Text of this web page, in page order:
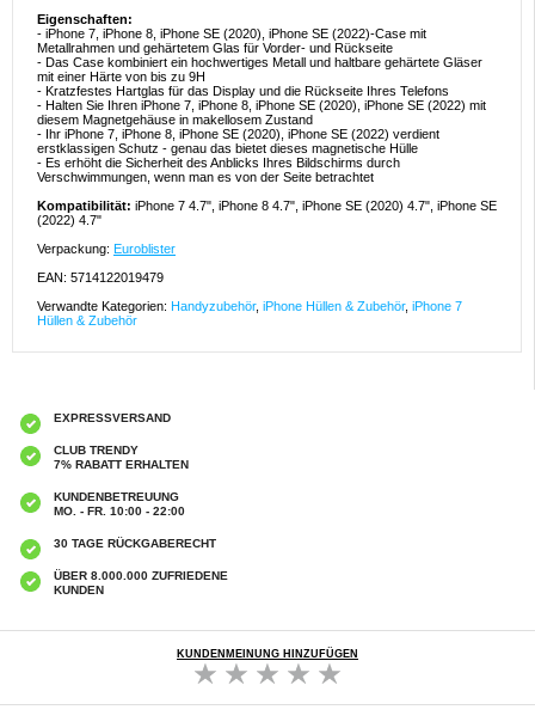
Eigenschaften:
- iPhone 7, iPhone 8, iPhone SE (2020), iPhone SE (2022)-Case mit
Metallrahmen und gehärtetem Glas für Vorder- und Rückseite
- Das Case kombiniert ein hochwertiges Metall und haltbare gehärtete Gläser
mit einer Härte von bis zu 9H
- Kratzfestes Hartglas für das Display und die Rückseite Ihres Telefons
- Halten Sie Ihren iPhone 7, iPhone 8, iPhone SE (2020), iPhone SE (2022) mit
diesem Magnetgehäuse in makellosem Zustand
- Ihr iPhone 7, iPhone 8, iPhone SE (2020), iPhone SE (2022) verdient
erstklassigen Schutz - genau das bietet dieses magnetische Hülle
- Es erhöht die Sicherheit des Anblicks Ihres Bildschirms durch
Verschwimmungen, wenn man es von der Seite betrachtet
Kompatibilität: iPhone 7 4.7", iPhone 8 4.7", iPhone SE (2020) 4.7", iPhone SE
(2022) 4.7"
Verpackung: Euroblister
EAN: 5714122019479
Verwandte Kategorien: Handyzubehör, iPhone Hüllen & Zubehör, iPhone 7
Hüllen & Zubehör
EXPRESSVERSAND
CLUB TRENDY
7% RABATT ERHALTEN
KUNDENBETREUUNG
MO. - FR. 10:00 - 22:00
30 TAGE RÜCKGABERECHT
ÜBER 8.000.000 ZUFRIEDENE
KUNDEN
KUNDENMEINUNG HINZUFÜGEN